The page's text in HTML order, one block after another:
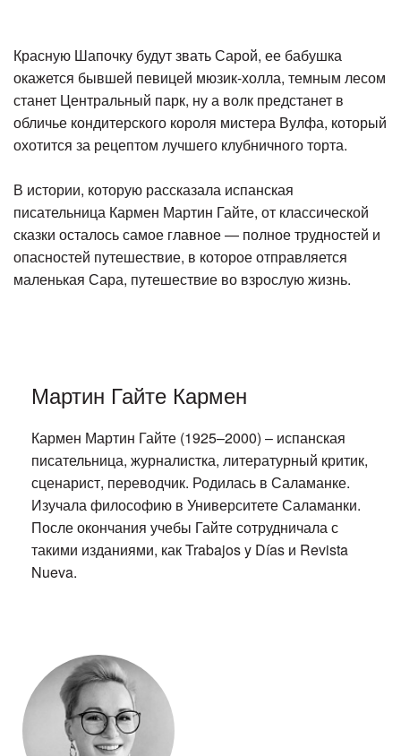
Красную Шапочку будут звать Сарой, ее бабушка
окажется бывшей певицей мюзик-холла, темным лесом
станет Центральный парк, ну а волк предстанет в
обличье кондитерского короля мистера Вулфа, который
охотится за рецептом лучшего клубничного торта.
В истории, которую рассказала испанская
писательница Кармен Мартин Гайте, от классической
сказки осталось самое главное — полное трудностей и
опасностей путешествие, в которое отправляется
маленькая Сара, путешествие во взрослую жизнь.
Мартин Гайте Кармен
Кармен Мартин Гайте (1925–2000) – испанская
писательница, журналистка, литературный критик,
сценарист, переводчик. Родилась в Саламанке.
Изучала философию в Университете Саламанки.
После окончания учебы Гайте сотрудничала с
такими изданиями, как Trabajos y Días и Revista
Nueva.